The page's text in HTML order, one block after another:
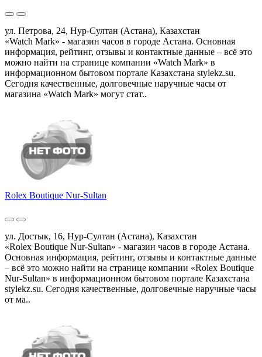
ул. Петрова, 24, Нур-Султан (Астана), Казахстан
«Watch Mark» - магазин часов в городе Астана. Основная
информация, рейтинг, отзывы и контактные данные – всё это
можно найти на странице компании «Watch Mark» в
информационном бытовом портале Казахстана stylekz.su.
Сегодня качественные, долговечные наручные часы от
магазина «Watch Mark» могут стат..
Rolex Boutique Nur-Sultan
ул. Достык, 16, Нур-Султан (Астана), Казахстан
«Rolex Boutique Nur-Sultan» - магазин часов в городе Астана.
Основная информация, рейтинг, отзывы и контактные данные
– всё это можно найти на странице компании «Rolex Boutique
Nur-Sultan» в информационном бытовом портале Казахстана
stylekz.su. Сегодня качественные, долговечные наручные часы
от ма..